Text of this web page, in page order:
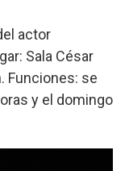
actor
Sala César
Funciones: se
y el domingo